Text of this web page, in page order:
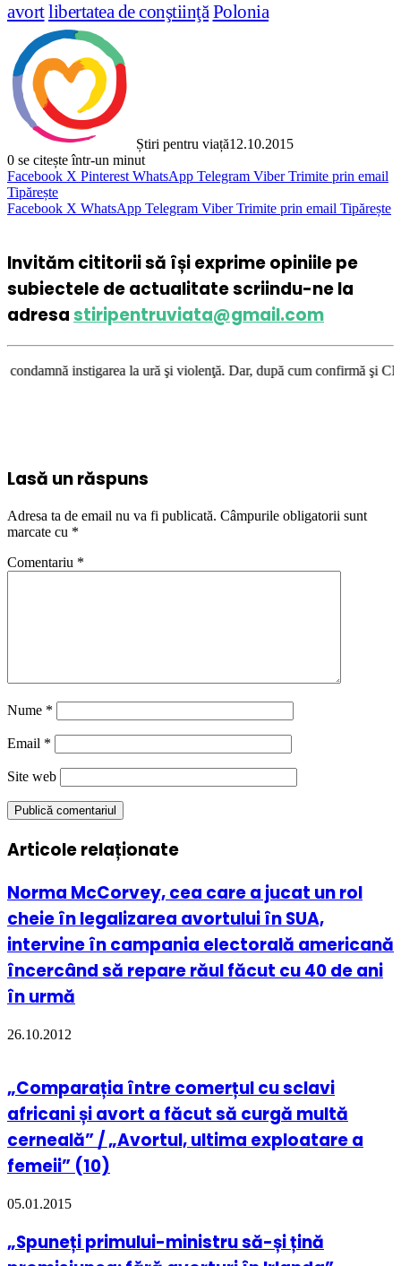
avortlibertatea de conştiinţă Polonia
Știri pentru viață12.10.2015
0 se citește într-un minut
Facebook X Pinterest WhatsApp Telegram Viber Trimite prin email
Tipărește
Facebook X WhatsApp Telegram Viber Trimite prin email Tipărește
Invităm cititorii să își exprime opiniile pe
subiectele de actualitate scriindu-ne la
adresastiripentruviata@gmail.com
la ură şi violenţă. Dar, după cum confirmă şi CEDO în cazul
Lasă un răspuns
Adresa ta de email nu va fi publicată. Câmpurile obligatorii sunt
marcate cu *
Comentariu *
Nume *
Email *
Site web
Articole relaționate
Norma McCorvey, cea care a jucat un rol
cheie în legalizarea avortului în SUA,
intervine în campania electorală americană
încercând să repare răul făcut cu 40 de ani
în urmă
26.10.2012
„Comparația între comerțul cu sclavi
africani și avort a făcut să curgă multă
cerneală” / „Avortul, ultima exploatare a
femeii” (10)
05.01.2015
„Spuneți primului-ministru să-și țină